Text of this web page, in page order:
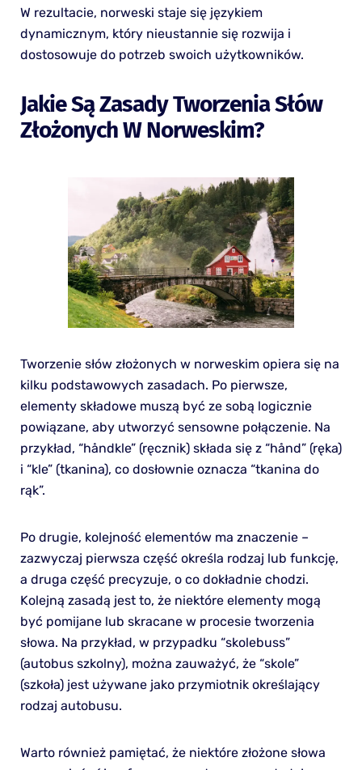
W rezultacie, norweski staje się językiem
dynamicznym, który nieustannie się rozwija i
dostosowuje do potrzeb swoich użytkowników.
Jakie Są Zasady Tworzenia Słów
Złożonych W Norweskim?
Tworzenie słów złożonych w norweskim opiera się na
kilku podstawowych zasadach. Po pierwsze,
elementy składowe muszą być ze sobą logicznie
powiązane, aby utworzyć sensowne połączenie. Na
przykład, “håndkle” (ręcznik) składa się z “hånd” (ręka)
i “kle” (tkanina), co dosłownie oznacza “tkanina do
rąk”.
Po drugie, kolejność elementów ma znaczenie –
zazwyczaj pierwsza część określa rodzaj lub funkcję,
a druga część precyzuje, o co dokładnie chodzi.
Kolejną zasadą jest to, że niektóre elementy mogą
być pomijane lub skracane w procesie tworzenia
słowa. Na przykład, w przypadku “skolebuss”
(autobus szkolny), można zauważyć, że “skole”
(szkoła) jest używane jako przymiotnik określający
rodzaj autobusu.
Warto również pamiętać, że niektóre złożone słowa